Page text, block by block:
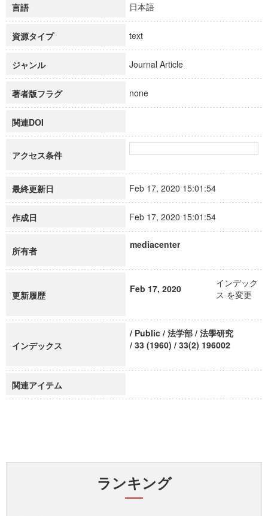
言語 日本語
資源タイプ text
ジャンル Journal Article
著者版フラグ none
関連DOI
アクセス条件
最終更新日 Feb 17, 2020 15:01:54
作成日 Feb 17, 2020 15:01:54
所有者
mediacenter
更新履歴
Feb 17, 2020
インデック
ス を変更
インデックス
/ Public / 法学部 / 法學研究
/ 33 (1960) / 33(2) 196002
関連アイテム
ランキング